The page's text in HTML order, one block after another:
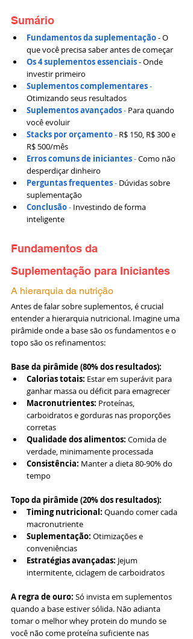
Sumário
Fundamentos da suplementação- O
que você precisa saber antes de começar
Os 4 suplementos essenciais- Onde
investir primeiro
Suplementos complementares -
Otimizando seus resultados
Suplementos avançados - Para quando
você evoluir
Stacks por orçamento - R$ 150, R$ 300 e
R$ 500/mês
Erros comuns de iniciantes - Como não
desperdiçar dinheiro
Perguntas frequentes - Dúvidas sobre
suplementação
Conclusão - Investindo de forma
inteligente
Fundamentos da
Suplementação para Iniciantes
A hierarquia da nutrição
Antes de falar sobre suplementos, é crucial
entender a hierarquia nutricional. Imagine uma
pirâmide onde a base são os fundamentos e o
topo são os refinamentos:
Base da pirâmide (80% dos resultados):
Calorias totais: Estar em superávit para
ganhar massa ou déficit para emagrecer
Macronutrientes: Proteínas,
carboidratos e gorduras nas proporções
corretas
Qualidade dos alimentos: Comida de
verdade, minimamente processada
Consistência: Manter a dieta 80-90% do
tempo
Topo da pirâmide (20% dos resultados):
Timing nutricional: Quando comer cada
macronutriente
Suplementação: Otimizações e
conveniências
Estratégias avançadas: Jejum
intermitente, ciclagem de carboidratos
A regra de ouro: Só invista em suplementos
quando a base estiver sólida. Não adianta
tomar o melhor whey protein do mundo se
você não come proteína suficiente nas